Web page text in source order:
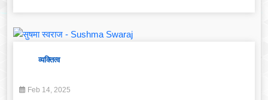
व्यक्तित्व
Feb 14, 2025